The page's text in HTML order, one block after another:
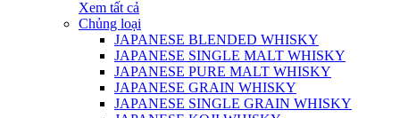
Xem tất cả
Chủng loại
JAPANESE BLENDED WHISKY
JAPANESE SINGLE MALT WHISKY
JAPANESE PURE MALT WHISKY
JAPANESE GRAIN WHISKY
JAPANESE SINGLE GRAIN WHISKY